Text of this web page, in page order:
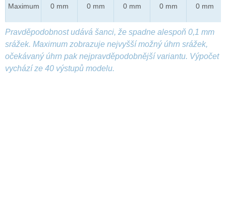
Maximum 0 mm 0 mm 0 mm 0 mm 0 mm
Pravděpodobnost udává šanci, že spadne alespoň 0,1 mm
srážek. Maximum zobrazuje nejvyšší možný úhrn srážek,
očekávaný úhrn pak nejpravděpodobnější variantu. Výpočet
vychází ze 40 výstupů modelu.